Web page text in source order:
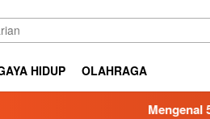
HIDUP OLAHRAGA
Mengenal 5 Faktor